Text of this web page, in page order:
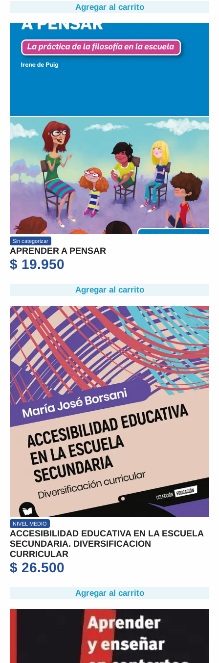
Agregar al carrito
Sin categorizar
APRENDER A PENSAR
$ 19.950
Agregar al carrito
NIVEL MEDIO
ACCESIBILIDAD EDUCATIVA EN LA ESCUELA
SECUNDARIA. DIVERSIFICACION
CURRICULAR
$ 26.500
Agregar al carrito